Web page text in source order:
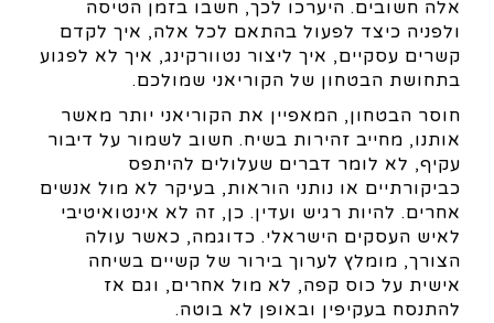
אלה חשובים. היערכו לכך, חשבו בזמן הטיסה
ולפניה כיצד לפעול בהתאם לכל אלה, איך לקדם
קשרים עסקיים, איך ליצור נטוורקינג, איך לא לפגוע
בתחושת הבטחון של הקוריאני שמולכם.
חוסר הבטחון, המאפיין את הקוריאני יותר מאשר
אותנו, מחייב זהירות בשיח. חשוב לשמור על דיבור
עקיף, לא לומר דברים שעלולים להיתפס
כביקורתיים או נותני הוראות, בעיקר לא מול אנשים
אחרים. להיות רגיש ועדין. כן, זה לא אינטואיטיבי
לאיש העסקים הישראלי. כדוגמה, כאשר עולה
הצורך, מומלץ לערוך בירור של קשיים בשיחה
אישית על כוס קפה, לא מול אחרים, וגם אז
להתנסח בעקיפין ובאופן לא בוטה.